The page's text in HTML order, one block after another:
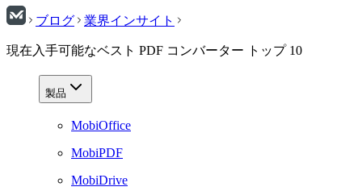
ブログ 業界インサイト
現在入手可能なベスト PDF コンバーター トップ 10
製品
MobiOffice
MobiPDF
MobiDrive